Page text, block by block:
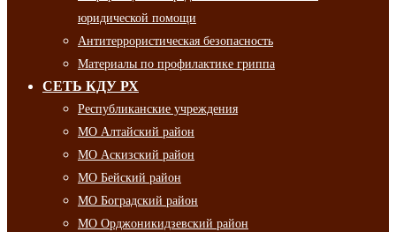
юридической помощи
Антитеррористическая безопасность
Материалы по профилактике гриппа
СЕТЬ КДУ РХ
Республиканские учреждения
МО Алтайский район
МО Аскизский район
МО Бейский район
МО Боградский район
МО Орджоникидзевский район